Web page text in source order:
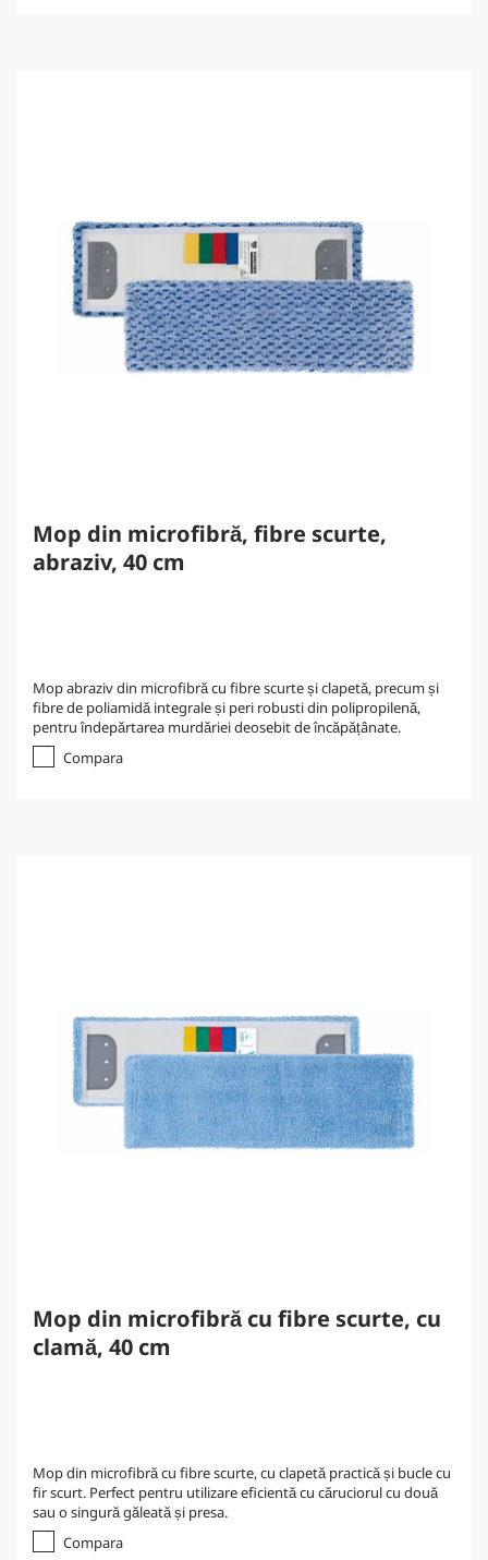
Mop din microfibră, fibre scurte,
abraziv, 40 cm
Mop abraziv din microfibră cu fibre scurte și clapetă, precum și
fibre de poliamidă integrale și peri robusti din polipropilenă,
pentru îndepărtarea murdăriei deosebit de încăpățânate.
Compara
Mop din microfibră cu fibre scurte, cu
clamă, 40 cm
Mop din microfibră cu fibre scurte, cu clapetă practică și bucle cu
fir scurt. Perfect pentru utilizare eficientă cu căruciorul cu două
sau o singură găleată și presa.
Compara